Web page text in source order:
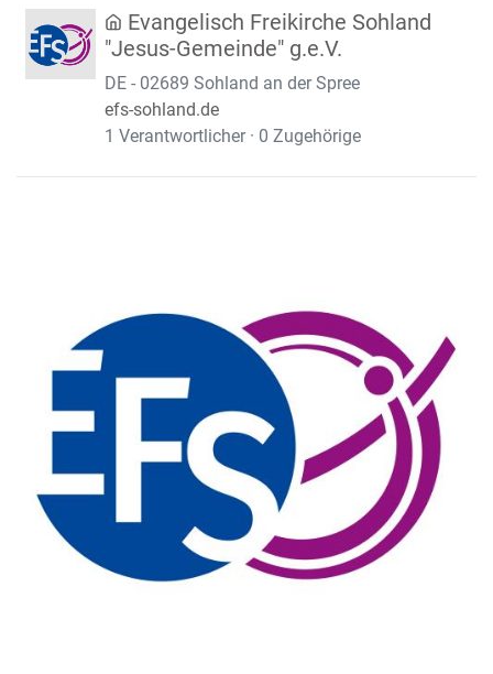
Evangelisch Freikirche Sohland
"Jesus-Gemeinde" g.e.V.
DE - 02689 Sohland an der Spree
efs-sohland.de
1 Verantwortlicher · 0 Zugehörige